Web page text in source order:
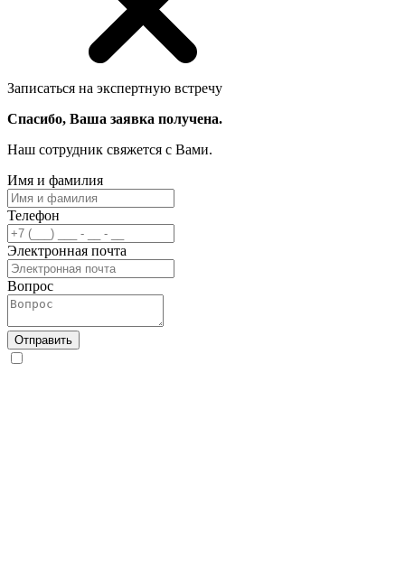
Записаться на экспертную встречу
Спасибо, Ваша заявка получена.
Наш сотрудник свяжется с Вами.
Имя и фамилия
Телефон
Электронная почта
Вопрос
Отправить